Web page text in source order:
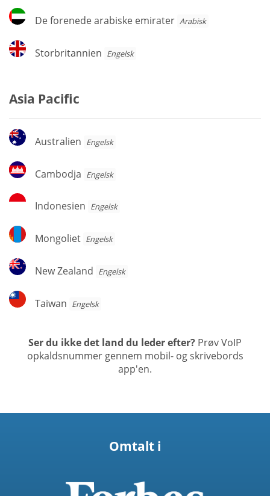
De
forenede
emirater
De forenede arabiske emirater Arabisk
Storbritannien
Storbritannien Engelsk
Asia Pacific
Australien
Australien Engelsk
Cambodja
Cambodja Engelsk
Indonesien
Indonesien Engelsk
Mongoliet
Mongoliet Engelsk
New
Zealand
New Zealand Engelsk
Taiwan
Taiwan Engelsk
Ser du ikke det land du leder efter? Prøv VoIP
opkaldsnummer gennem mobil- og skrivebords
app'en.
Omtalt i